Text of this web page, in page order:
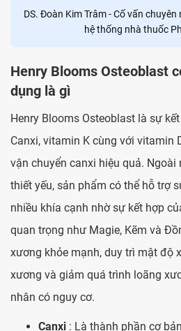
DS. Đoàn Kim Trâm - Cố vấn
hệ thống nhà thuốc
Henry Blooms Osteoblast
dụng là gì
Henry Blooms Osteoblast là sự
Canxi, vitamin K cùng với vitamin
vận chuyển canxi hiệu quả. Ngoài
thiết yếu, sản phẩm có thể hỗ trợ
nhiều khía cạnh nhờ sự kết hợp
quan trọng như Magie, Kẽm và
xương khỏe mạnh, duy trì mật độ
xương và giảm quá trình loãng
nhân có nguy cơ.
Canxi : Là thành phần cơ